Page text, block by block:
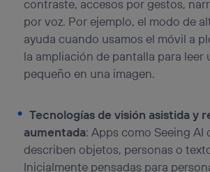
contraste, accesos por gestos,
por voz. Por ejemplo, el modo de
ayuda cuando usamos el móvil a
la ampliación de pantalla para leer
pequeño en una imagen.
Tecnologías de visión asistida y
aumentada: Apps como Seeing AI
describen objetos, personas o
Inicialmente pensadas para